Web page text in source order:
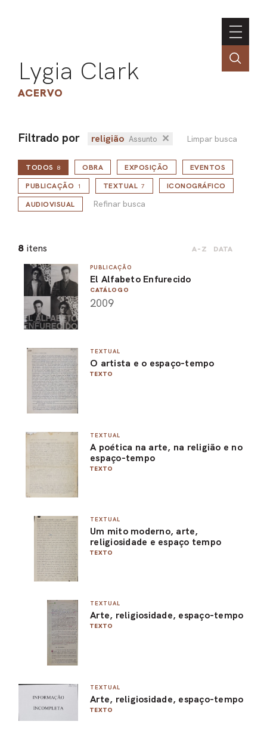
Lygia Clark
ACERVO
Filtrado por religião Assunto ✕ Limpar busca
TODOS 8
Refinar busca
OBRA EXPOSIÇÃO
EVENTOS
PUBLICAÇÃO
1 TEXTUAL 7
ICONOGRÁFICO
AUDIOVISUAL
Refinar busca
8 itens A-Z DATA
PUBLICAÇÃO
El Alfabeto Enfurecido
CATÁLOGO
2009
TEXTUAL
O artista e o espaço-tempo
TEXTO
TEXTUAL
A poética na arte, na religião e no
espaço-tempo
TEXTO
TEXTUAL
Um mito moderno, arte,
religiosidade e espaço tempo
TEXTO
TEXTUAL
Arte, religiosidade, espaço-tempo
TEXTO
TEXTUAL
Arte, religiosidade, espaço-tempo
TEXTO